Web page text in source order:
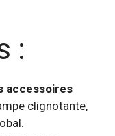
:
accessoires
clignotante,